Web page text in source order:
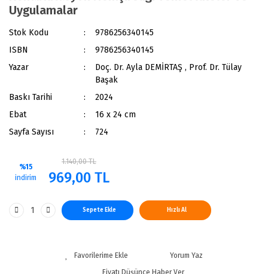
Uygulamalar
Stok Kodu
9786256340145
ISBN
9786256340145
Yazar
Doç. Dr. Ayla DEMİRTAŞ , Prof. Dr. Tülay
Başak
Baskı Tarihi
2024
Ebat
16 x 24 cm
Sayfa Sayısı
724
%15
indirim
1.140,00 TL
969,00 TL
Sepete Ekle Hızlı Al
Yorum Yaz
Fiyatı Düşünce Haber Ver